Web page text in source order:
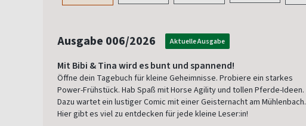
Ausgabe 006/2026 Aktuelle Ausgabe
Mit Bibi & Tina wird es bunt und spannend!
Öffne dein Tagebuch für kleine Geheimnisse. Probiere ein starkes
Power-Frühstück. Hab Spaß mit Horse Agility und tollen Pferde-Ideen.
Dazu wartet ein lustiger Comic mit einer Geisternacht am Mühlenbach.
Hier gibt es viel zu entdecken für jede kleine Leser:in!